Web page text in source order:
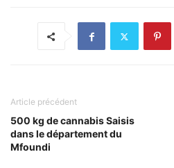
Article précédent
500 kg de cannabis Saisis
dans le département du
Mfoundi